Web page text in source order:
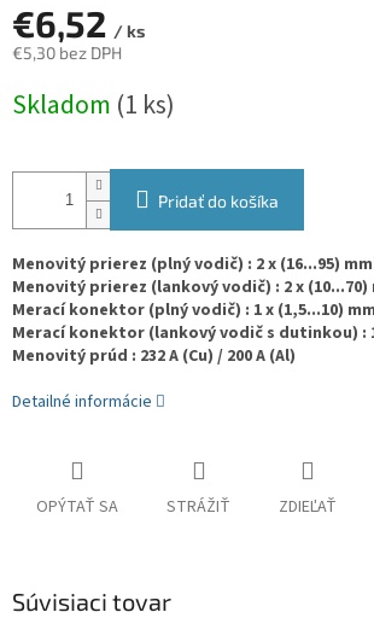
€6,52 / ks
€5,30 bez DPH
cena:
Skladom (1 ks)
Pridať do košíka
Menovitý prierez (plný vodič) : 2 x (16...95)
Menovitý prierez (lankový vodič) : 2 x (10...70)
Merací konektor (plný vodič) : 1 x (1,5...10)
Merací konektor (lankový vodič s dutinkou) :
Menovitý prúd : 232 A (Cu) / 200 A (Al)
Detailné informácie
OPÝTAŤ SA STRÁŽIŤ ZDIEĽAŤ
Súvisiaci tovar